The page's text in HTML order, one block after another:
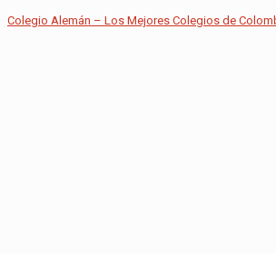
Colegio Alemán – Los Mejores Colegios de